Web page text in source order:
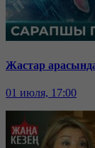
Жастар
01 июля, 17:00